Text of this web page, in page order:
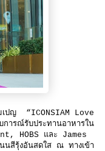
เปญ “ICONSIAM Love
ารณ์รับประทานอาหารใน
HOBS และ James
นสีรุ้งอันสดใส ณ ทางเข้า